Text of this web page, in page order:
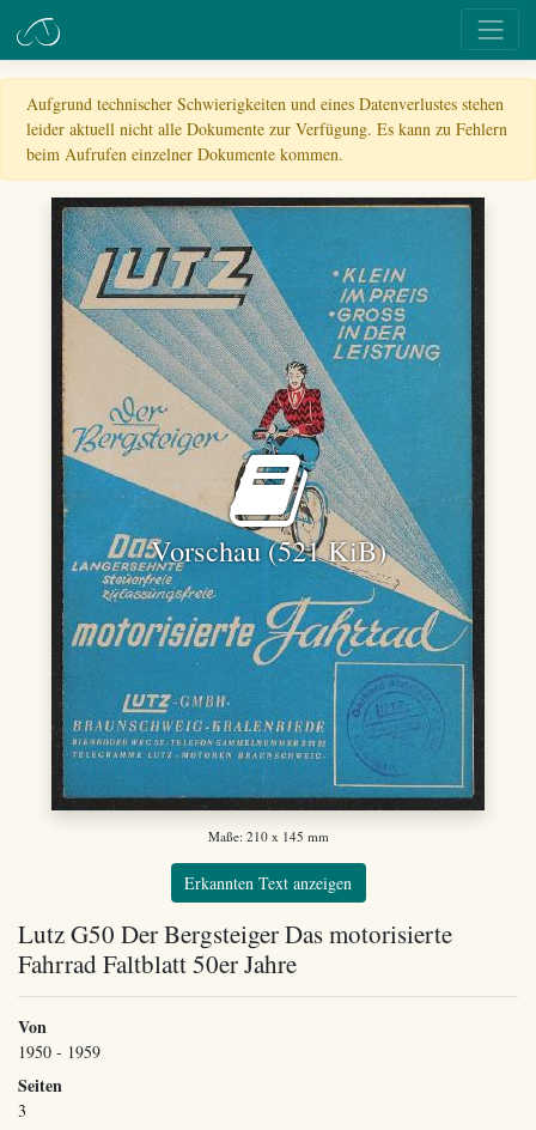
Aufgrund technischer Schwierigkeiten und eines Datenverlustes stehen
leider aktuell nicht alle Dokumente zur Verfügung. Es kann zu Fehlern
beim Aufrufen einzelner Dokumente kommen.
Vorschau (521 KiB)
Maße: 210 x 145 mm
Erkannten Text anzeigen
Lutz G50 Der Bergsteiger Das motorisierte
Fahrrad Faltblatt 50er Jahre
Von
1950 - 1959
Seiten
3